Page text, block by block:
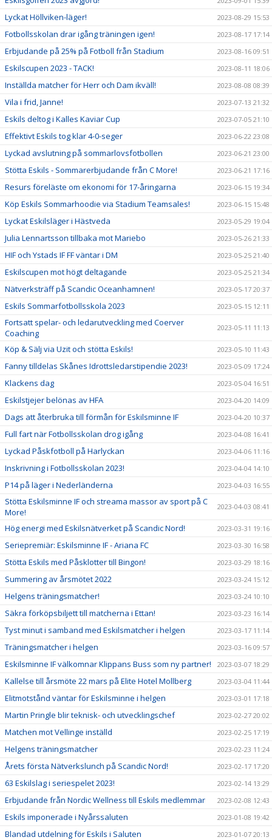
Lyckat Höllviken-läger! 2023-08-29 15:53
Fotbollsskolan drar igång träningen igen! 2023-08-17 17:14
Erbjudande på 25% på Fotboll från Stadium 2023-08-16 09:51
Eskilscupen 2023 - TACK! 2023-08-11 18:06
Inställda matcher för Herr och Dam ikväll! 2023-08-08 08:39
Vila i frid, Janne! 2023-07-13 21:32
Eskils deltog i Kalles Kaviar Cup 2023-07-05 21:10
Effektivt Eskils tog klar 4-0-seger 2023-06-22 23:08
Lyckad avslutning på sommarlovsfotbollen 2023-06-21 23:00
Stötta Eskils - Sommarerbjudande från C More! 2023-06-21 17:16
Resurs föreläste om ekonomi för 17-åringarna 2023-06-15 19:34
Köp Eskils Sommarhoodie via Stadium Teamsales! 2023-06-15 15:48
Lyckat Eskilsläger i Hästveda 2023-05-29 19:04
Julia Lennartsson tillbaka mot Mariebo 2023-05-26 21:33
HIF och Ystads IF FF väntar i DM 2023-05-25 21:40
Eskilscupen mot högt deltagande 2023-05-25 21:34
Nätverksträff på Scandic Oceanhamnen! 2023-05-17 20:37
Eskils Sommarfotbollsskola 2023 2023-05-15 12:11
Fortsatt spelar- och ledarutveckling med Coerver
Coaching
2023-05-11 11:13
Köp & Sälj via Uzit och stötta Eskils! 2023-05-10 11:43
Fanny tilldelas Skånes Idrottsledarstipendie 2023! 2023-05-09 17:24
Klackens dag 2023-05-04 16:51
Eskilstjejer belönas av HFA 2023-04-20 14:09
Dags att återbruka till förmån för Eskilsminne IF 2023-04-20 10:37
Full fart när Fotbollsskolan drog igång 2023-04-08 16:41
Lyckad Påskfotboll på Harlyckan 2023-04-06 11:16
Inskrivning i Fotbollsskolan 2023! 2023-04-04 14:10
P14 på läger i Nederländerna 2023-04-03 16:55
Stötta Eskilsminne IF och streama massor av sport på C
More!
2023-04-03 08:41
Hög energi med Eskilsnätverket på Scandic Nord! 2023-03-31 19:16
Seriepremiär: Eskilsminne IF - Ariana FC 2023-03-30 16:58
Stötta Eskils med Påsklotter till Bingon! 2023-03-29 18:16
Summering av årsmötet 2022 2023-03-24 15:12
Helgens träningsmatcher! 2023-03-24 10:10
Säkra förköpsbiljett till matcherna i Ettan! 2023-03-23 16:14
Tyst minut i samband med Eskilsmatcher i helgen 2023-03-17 11:14
Träningsmatcher i helgen 2023-03-16 09:57
Eskilsminne IF välkomnar Klippans Buss som ny partner! 2023-03-07 18:29
Kallelse till årsmöte 22 mars på Elite Hotel Mollberg 2023-03-04 11:44
Elitmotstånd väntar för Eskilsminne i helgen 2023-03-01 17:18
Martin Pringle blir teknisk- och utvecklingschef 2023-02-27 20:02
Matchen mot Vellinge inställd 2023-02-25 17:19
Helgens träningsmatcher 2023-02-23 11:24
Årets första Nätverkslunch på Scandic Nord! 2023-02-17 17:20
63 Eskilslag i seriespelet 2023! 2023-02-14 13:29
Erbjudande från Nordic Wellness till Eskils medlemmar 2023-02-08 12:43
Eskils imponerade i Nyårssaluten 2023-01-08 19:42
Blandad utdelning för Eskils i Saluten 2023-01-07 20:13